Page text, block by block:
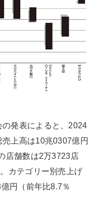
の発表によると、2024
上高は10兆0307億円
店舗数は2万3723店
カテゴリー別売上げ
円（前年比8.7％